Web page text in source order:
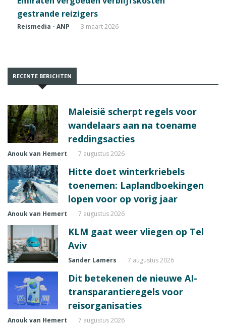
gestrande reizigers
Reismedia - ANP 3 maart 2026
RECENTE BERICHTEN
Maleisië scherpt regels voor
wandelaars aan na toename
reddingsacties
Anouk van Hemert 7 augustus 2026
Hitte doet winterkriebels
toenemen: Laplandboekingen
lopen voor op vorig jaar
Anouk van Hemert 7 augustus 2026
KLM gaat weer vliegen op Tel
Aviv
Sander Lamers 7 augustus 2026
Dit betekenen de nieuwe AI-
transparantieregels voor
reisorganisaties
Anouk van Hemert 7 augustus 2026